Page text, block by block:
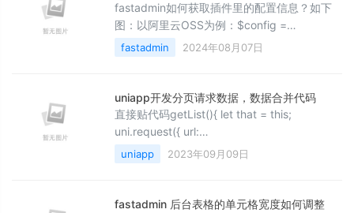
fastadmin如何获取插件里的配置信息？如下
图：以阿里云OSS为例：$config =
get_addon_config('alioss');简单吧？
fastadmin 2024年08月07日
uniapp开发分页请求数据，数据合并代码
直接贴代码getList(){ let that = this;
uni.request({ url:
that.api_url+'resource/lists', //仅为示例，并
非真实接口地址。 header: { 'accept-
'token':that.
uniapp 2023年09月09日
fastadmin 后台表格的单元格宽度如何调整